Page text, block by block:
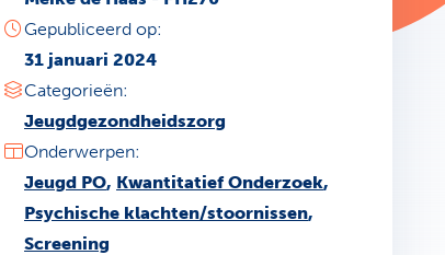
Gepubliceerd op:
31 januari 2024
Categorieën:
Jeugdgezondheidszorg
Onderwerpen:
Jeugd PO, Kwantitatief Onderzoek,
Psychische klachten/stoornissen,
Screening